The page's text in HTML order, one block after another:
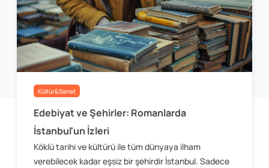
Kültür&Sanat
Edebiyat ve Şehirler: Romanlarda
İstanbul'un İzleri
Köklü tarihi ve kültürü ile tüm dünyaya ilham
verebilecek kadar eşsiz bir şehirdir İstanbul. Sadece